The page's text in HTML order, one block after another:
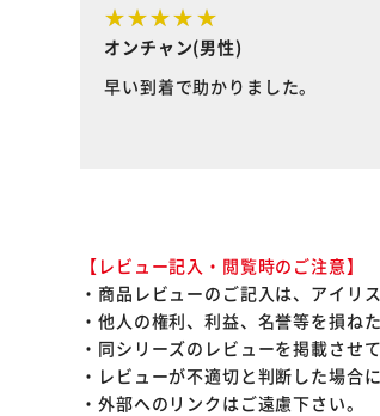
オンチャン(男性)
早い到着で助かりました。
【レビュー記入・閲覧時のご注意】
・商品レビューのご記入は、アイリ
・他人の権利、利益、名誉等を損ね
・同シリーズのレビューを掲載させ
・レビューが不適切と判断した場合
・外部へのリンクはご遠慮下さい。